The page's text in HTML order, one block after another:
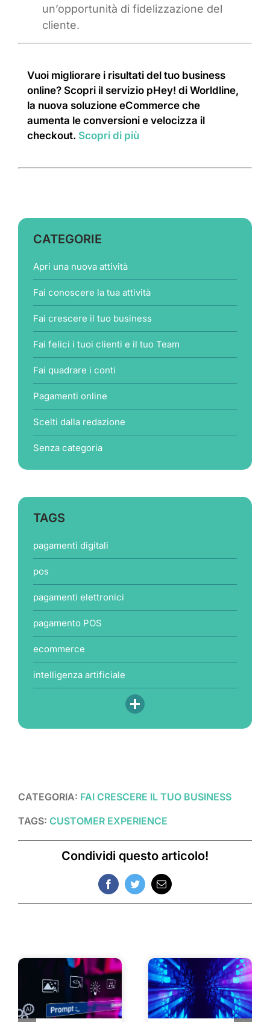
un’opportunità di fidelizzazione del
cliente.
Vuoi migliorare i risultati del tuo business
online? Scopri il servizio pHey! di Worldline,
la nuova soluzione eCommerce che
aumenta le conversioni e velocizza il
checkout. Scopri di più
CATEGORIE
Apri una nuova attività
Fai conoscere la tua attività
Fai crescere il tuo business
Fai felici i tuoi clienti e il tuo Team
Fai quadrare i conti
Pagamenti online
Scelti dalla redazione
Senza categoria
TAGS
pagamenti digitali
pos
pagamenti elettronici
pagamento POS
ecommerce
intelligenza artificiale
CATEGORIA: FAI CRESCERE IL TUO BUSINESS
TAGS: CUSTOMER EXPERIENCE
Condividi questo articolo!
FacebookTwitterEmail